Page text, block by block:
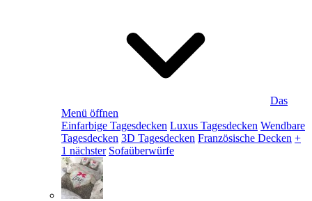
Das
Menü öffnen
Einfarbige Tagesdecken Luxus Tagesdecken Wendbare
Tagesdecken 3D Tagesdecken Französische Decken +
1 nächster Sofaüberwürfe